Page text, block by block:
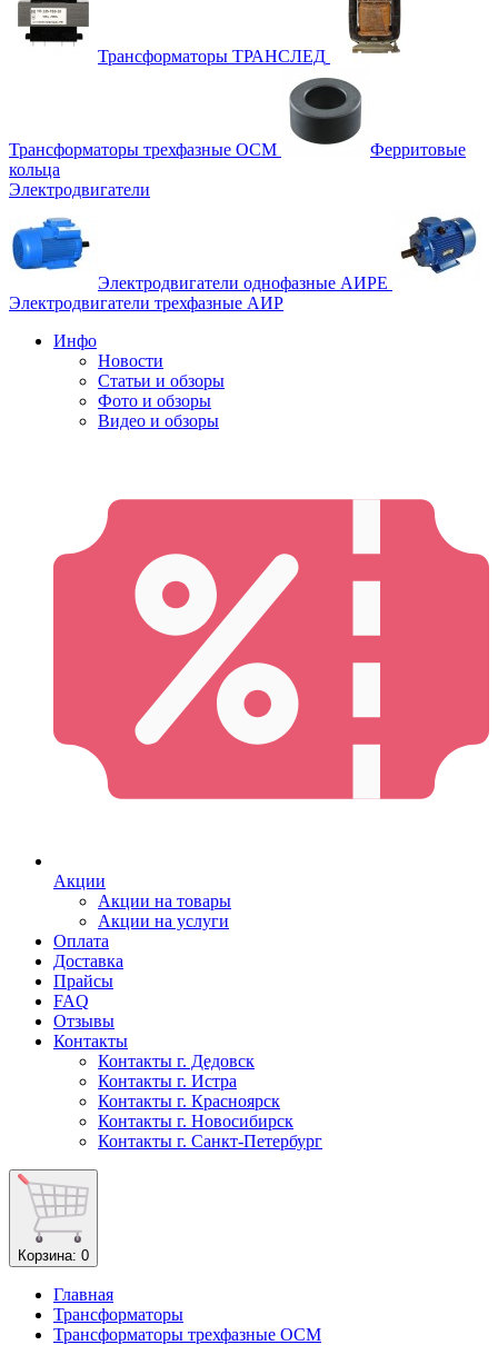
Трансформаторы ТРАНСЛЕД
Трансформаторы трехфазные ОСМ
Ферритовые
кольца
Электродвигатели
Электродвигатели однофазные АИРЕ
Электродвигатели трехфазные АИР
Инфо
Новости
Статьи и обзоры
Фото и обзоры
Видео и обзоры
Акции
Акции на товары
Акции на услуги
Оплата
Доставка
Прайсы
FAQ
Отзывы
Контакты
Контакты г. Дедовск
Контакты г. Истра
Контакты г. Красноярск
Контакты г. Новосибирск
Контакты г. Санкт-Петербург
Корзина: 0
Главная
Трансформаторы
Трансформаторы трехфазные ОСМ